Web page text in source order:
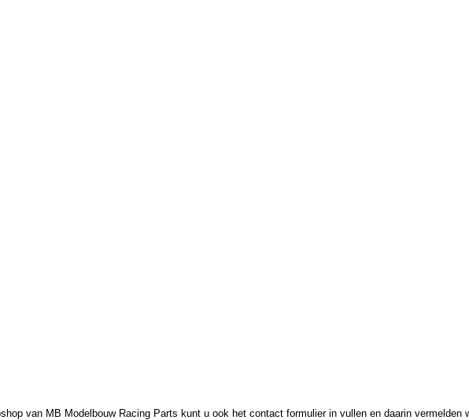
van MB Modelbouw Racing Parts kunt u ook het contact formulier in vullen en daarin vermelden